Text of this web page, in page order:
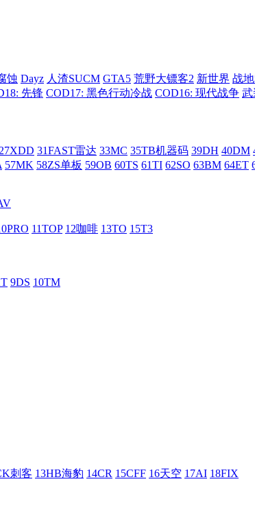
蚀 Dayz 人渣SUCM GTA5 荒野大镖客2 新世界 战
先锋 COD17: 黑色行动冷战 COD16: 现代战争 武
27XDD 31FAST雷达 33MC 35TB机器码 39DH 40DM
57MK 58ZS单板 59OB 60TS 61TI 62SO 63BM 64ET
11TOP 12咖啡 13TO 15T3
9DS 10TM
刺客 13HB海豹 14CR 15CFF 16天空 17AI 18FIX